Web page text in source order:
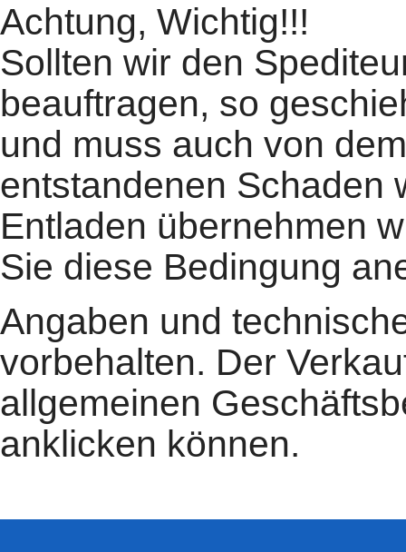
Achtung, Wichtig!!!
Sollten wir den
beauftragen, so
und muss auch von
entstandenen Schaden
Entladen übernehmen
Sie diese Bedingung
Angaben und
vorbehalten. Der
allgemeinen
anklicken können.